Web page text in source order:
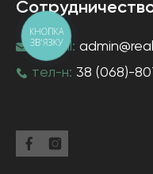
e-mail:
тел-н: 38 (068)-
КНОПКА
ЗВ'ЯЗКУ